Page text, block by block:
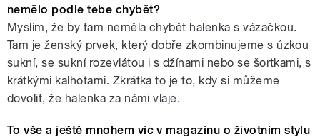
nemělo podle tebe chybět?
Myslím, že by tam neměla chybět halenka s vázačkou.
Tam je ženský prvek, který dobře zkombinujeme s úzkou
sukní, se sukní rozevlátou i s džínami nebo se šortkami, s
krátkými kalhotami. Zkrátka to je to, kdy si můžeme
dovolit, že halenka za námi vlaje.
To vše a ještě mnohem víc v magazínu o životním stylu